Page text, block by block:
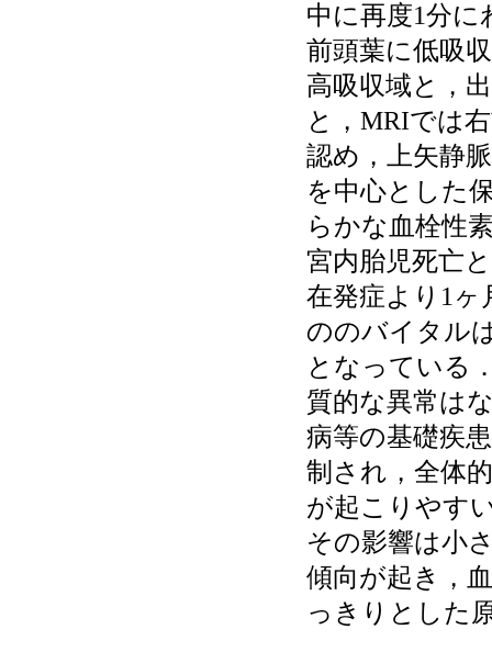
中に再度1分に
前頭葉に低吸
高吸収域と，
と，MRIでは
認め，上矢静
を中心とした
らかな血栓性
宮内胎児死亡
在発症より1ヶ
ののバイタル
となっている
質的な異常は
病等の基礎疾
制され，全体
が起こりやす
その影響は小
傾向が起き，
っきりとした